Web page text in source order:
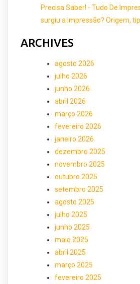
Precisa Saber! - Tudo De
surgiu a impressão? Origem,
ARCHIVES
agosto 2026
julho 2026
junho 2026
abril 2026
março 2026
fevereiro 2026
janeiro 2026
dezembro 2025
novembro 2025
outubro 2025
setembro 2025
agosto 2025
julho 2025
junho 2025
maio 2025
abril 2025
março 2025
fevereiro 2025